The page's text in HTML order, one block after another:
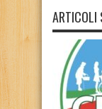
ARTICOLI